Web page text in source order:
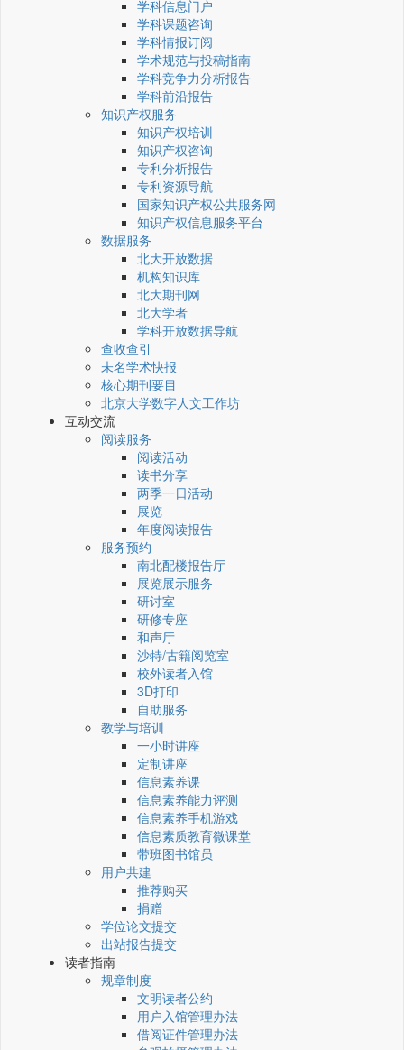
学科信息门户
学科课题咨询
学科情报订阅
学术规范与投稿指南
学科竞争力分析报告
学科前沿报告
知识产权服务
知识产权培训
知识产权咨询
专利分析报告
专利资源导航
国家知识产权公共服务网
知识产权信息服务平台
数据服务
北大开放数据
机构知识库
北大期刊网
北大学者
学科开放数据导航
查收查引
未名学术快报
核心期刊要目
北京大学数字人文工作坊
互动交流
阅读服务
阅读活动
读书分享
两季一日活动
展览
年度阅读报告
服务预约
南北配楼报告厅
展览展示服务
研讨室
研修专座
和声厅
沙特/古籍阅览室
校外读者入馆
3D打印
自助服务
教学与培训
一小时讲座
定制讲座
信息素养课
信息素养能力评测
信息素养手机游戏
信息素质教育微课堂
带班图书馆员
用户共建
推荐购买
捐赠
学位论文提交
出站报告提交
读者指南
规章制度
文明读者公约
用户入馆管理办法
借阅证件管理办法